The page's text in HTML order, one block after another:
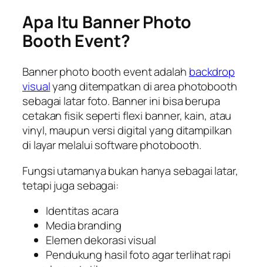
Apa Itu Banner Photo
Booth Event?
Banner photo booth event adalah backdrop
visualyang ditempatkan di area photobooth
sebagai latar foto. Banner ini bisa berupa
cetakan fisik seperti flexi banner, kain, atau
vinyl, maupun versi digital yang ditampilkan
di layar melalui software photobooth.
Fungsi utamanya bukan hanya sebagai latar,
tetapi juga sebagai:
Identitas acara
Media branding
Elemen dekorasi visual
Pendukung hasil foto agar terlihat rapi